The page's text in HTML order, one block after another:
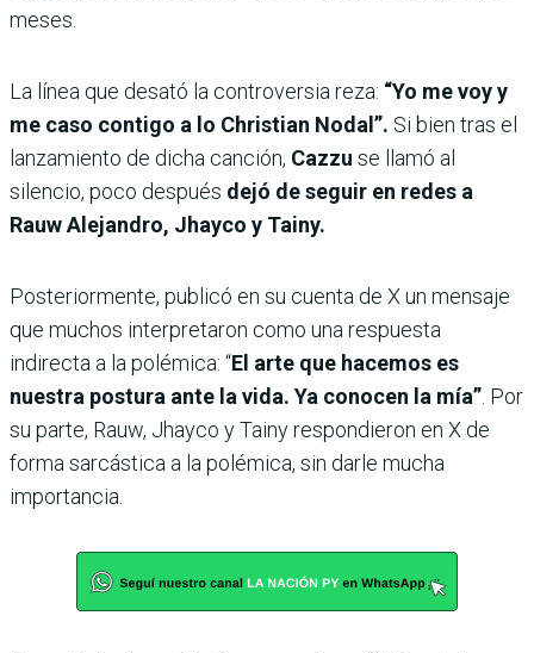
meses.
La línea que desató la controversia reza: “Yo me voy y
me caso contigo a lo Christian Nodal”. Si bien tras el
lanzamiento de dicha canción, Cazzu se llamó al
silencio, poco después dejó de seguir en redes a
Rauw Alejandro, Jhayco y Tainy.
Posteriormente, publicó en su cuenta de X un mensaje
que muchos interpretaron como una respuesta
indirecta a la polémica: “El arte que hacemos es
nuestra postura ante la vida. Ya conocen la mía” . Por
su parte, Rauw, Jhayco y Tainy respondieron en X de
forma sarcástica a la polémica, sin darle mucha
importancia.